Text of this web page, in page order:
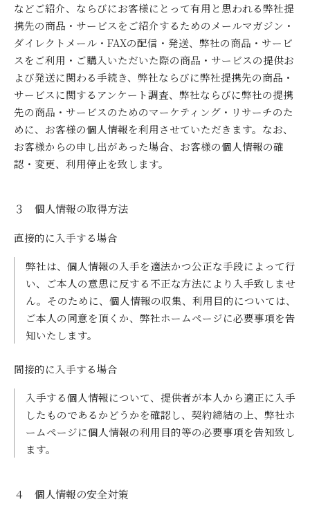
などご紹介、ならびにお客様にとって有用と思われる弊社提
携先の商品・サービスをご紹介するためのメールマガジン・
ダイレクトメール・FAXの配信・発送、弊社の商品・サービ
スをご利用・ご購入いただいた際の商品・サービスの提供お
よび発送に関わる手続き、弊社ならびに弊社提携先の商品・
サービスに関するアンケート調査、弊社ならびに弊社の提携
先の商品・サービスのためのマーケティング・リサーチのた
めに、お客様の個人情報を利用させていただきます。なお、
お客様からの申し出があった場合、お客様の個人情報の確
認・変更、利用停止を致します。
３ 個人情報の取得方法
直接的に入手する場合
弊社は、個人情報の入手を適法かつ公正な手段によって行
い、ご本人の意思に反する不正な方法により入手致しませ
ん。そのために、個人情報の収集、利用目的については、
ご本人の同意を頂くか、弊社ホームページに必要事項を告
知いたします。
間接的に入手する場合
入手する個人情報について、提供者が本人から適正に入手
したものであるかどうかを確認し、契約締結の上、弊社ホ
ームページに個人情報の利用目的等の必要事項を告知致し
ます。
４ 個人情報の安全対策